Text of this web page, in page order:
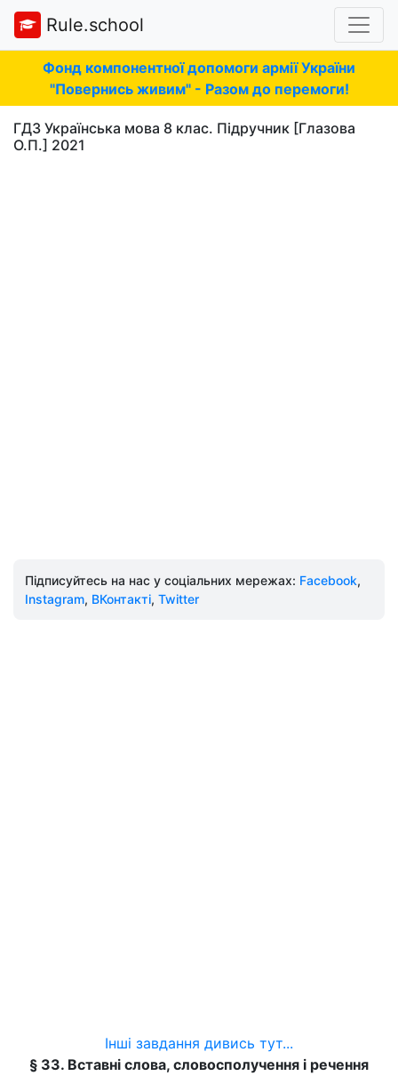
Rule.school
Фонд компонентної допомоги армії України
"Повернись живим" - Разом до перемоги!
ГДЗ Українська мова 8 клас. Підручник [Глазова
О.П.] 2021
Підписуйтесь на нас у соціальних мережах: Facebook,
Instagram, ВКонтакті, Twitter
Інші завдання дивись тут...
§ 33. Вставні слова, словосполучення і речення